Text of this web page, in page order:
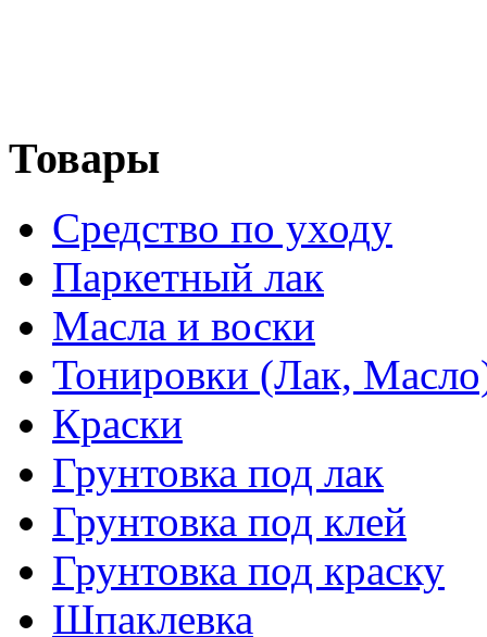
Товары
Средство по уходу
Паркетный лак
Масла и воски
Тонировки (Лак,
Краски
Грунтовка под лак
Грунтовка под клей
Грунтовка под краску
Шпаклевка